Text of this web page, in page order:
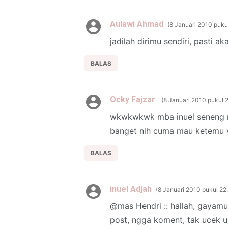
Aulawi Ahmad 8 Januari 2010
jadilah dirimu sendiri, pasti
BALAS
Ocky Fajzar 8 Januari 2010 pukul
wkwkwkwk mba inuel seneng
banget nih cuma mau ketemu
BALAS
inuel Adjah 8 Januari 2010 pukul
@mas Hendri :: hallah,
post, ngga koment, tak ucek